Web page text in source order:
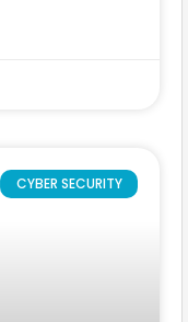
CYBER SECURITY